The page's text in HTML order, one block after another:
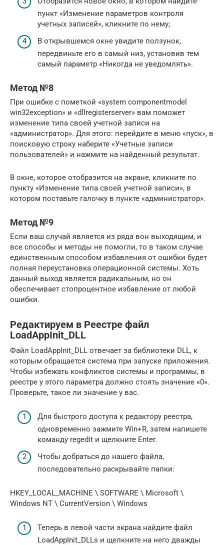
пункт «Изменение параметров контроля
учетных записей», кликните по нему;
В открывшемся окне увидите ползунок,
передвиньте его в самый низ, установив тем
самый параметр «Никогда не уведомлять».
Метод №8
При ошибке с пометкой «system componentmodel
win32exception» и «dllregisterserver» вам поможет
изменение типа своей учетной записи на
«администратор». Для этого: перейдите в меню «пуск», в
поисковую строку наберите «Учетные записи
пользователей» и нажмите на найденный результат.
В окне, которое отобразится на экране, кликните по
пункту «Изменение типа своей учетной записи», в
котором поставьте галочку в пункте «администратор».
Метод №9
Если ваш случай является из ряда вон выходящим, и
все способы и методы не помогли, то в таком случае
единственным способом избавления от ошибки будет
полная переустановка операционной системы. Хоть
данный выход является радикальным, но он
обеспечивает стопроцентное избавление от любой
ошибки.
Редактируем в Реестре файл
LoadAppInit_DLL
Файл LoadAppInit_DLL отвечает за библиотеки DLL, к
которым обращается система при запуске приложения.
Чтобы избежать конфликтов системы и программы, в
реестре у этого параметра должно стоять значение «0».
Проверьте, такое ли значение у вас.
Для быстрого доступа к редактору реестра,
одновременно зажмите Win+R, затем напишете
команду regedit и щелкните Enter.
Чтобы добраться до нашего файла,
последовательно раскрывайте папки:
HKEY_LOCAL_MACHINE \ SOFTWARE \ Microsoft \
Windows NT \ CurrentVersion \ Windows
Теперь в левой части экрана найдите файл
LoadAppInit_DLLs и щелкните на него дважды